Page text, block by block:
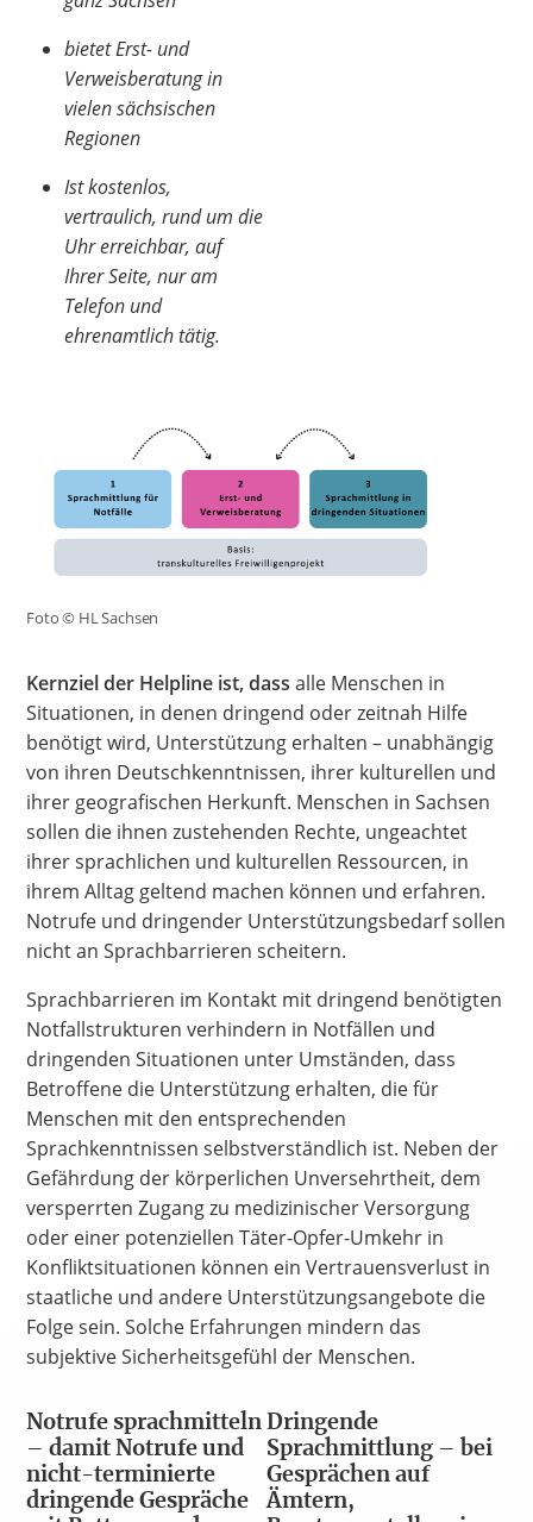
bietet Erst- und
Verweisberatung in
vielen sächsischen
Regionen
Ist kostenlos,
vertraulich, rund um die
Uhr erreichbar, auf
Ihrer Seite, nur am
Telefon und
ehrenamtlich tätig.
Foto © HL Sachsen
Kernziel der Helpline ist, dassalle Menschen in
Situationen, in denen dringend oder zeitnah Hilfe
benötigt wird, Unterstützung erhalten – unabhängig
von ihren Deutschkenntnissen, ihrer kulturellen und
ihrer geografischen Herkunft. Menschen in Sachsen
sollen die ihnen zustehenden Rechte, ungeachtet
ihrer sprachlichen und kulturellen Ressourcen, in
ihrem Alltag geltend machen können und erfahren.
Notrufe und dringender Unterstützungsbedarf sollen
nicht an Sprachbarrieren scheitern.
Sprachbarrieren im Kontakt mit dringend benötigten
Notfallstrukturen verhindern in Notfällen und
dringenden Situationen unter Umständen, dass
Betroffene die Unterstützung erhalten, die für
Menschen mit den entsprechenden
Sprachkenntnissen selbstverständlich ist. Neben der
Gefährdung der körperlichen Unversehrtheit, dem
versperrten Zugang zu medizinischer Versorgung
oder einer potenziellen Täter-Opfer-Umkehr in
Konfliktsituationen können ein Vertrauensverlust in
staatliche und andere Unterstützungsangebote die
Folge sein. Solche Erfahrungen mindern das
subjektive Sicherheitsgefühl der Menschen.
Notrufe sprachmitteln
– damit Notrufe und
nicht-terminierte
dringende Gespräche
Dringende
Sprachmittlung – bei
Gesprächen auf
Ämtern,